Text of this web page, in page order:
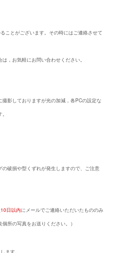
ことがございます。その時にはご連絡させて
，お気軽にお問い合わせください。
影しておりますが光の加減，各PCの設定な
破損や型くずれが発生しますので、ご注意
日以内にメールでご連絡いただいたもののみ
所の写真をお送りください。）
ます。